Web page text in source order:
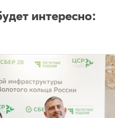
интересно: